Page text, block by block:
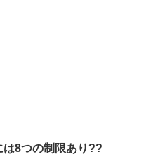
8つの制限あり??